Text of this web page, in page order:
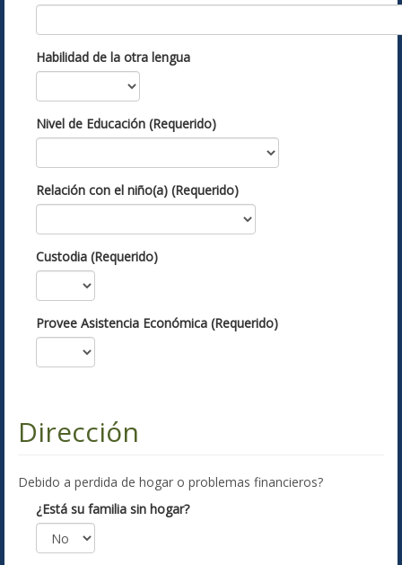
Habilidad de la otra lengua
Nivel de Educación (Requerido)
Relación con el niño(a) (Requerido)
Custodia (Requerido)
Provee Asistencia Económica (Requerido)
Dirección
Debido a perdida de hogar o problemas financieros?
¿Está su familia sin hogar?